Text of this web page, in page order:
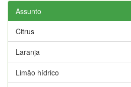
Assunto
Citrus
Laranja
Limão hídrico